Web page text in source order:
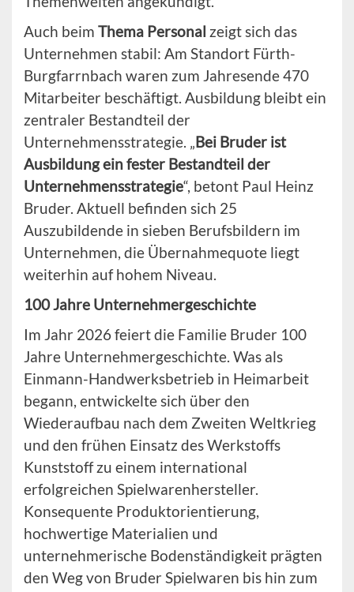
Auch beim Thema Personal zeigt sich das
Unternehmen stabil: Am Standort Fürth-
Burgfarrnbach waren zum Jahresende 470
Mitarbeiter beschäftigt. Ausbildung bleibt ein
zentraler Bestandteil der
Unternehmensstrategie. „Bei Bruder ist
Ausbildung ein fester Bestandteil der
Unternehmensstrategie“, betont Paul Heinz
Bruder. Aktuell befinden sich 25
Auszubildende in sieben Berufsbildern im
Unternehmen, die Übernahmequote liegt
weiterhin auf hohem Niveau.
100 Jahre Unternehmergeschichte
Im Jahr 2026 feiert die Familie Bruder 100
Jahre Unternehmergeschichte. Was als
Einmann-Handwerksbetrieb in Heimarbeit
begann, entwickelte sich über den
Wiederaufbau nach dem Zweiten Weltkrieg
und den frühen Einsatz des Werkstoffs
Kunststoff zu einem international
erfolgreichen Spielwarenhersteller.
Konsequente Produktorientierung,
hochwertige Materialien und
unternehmerische Bodenständigkeit prägten
den Weg von Bruder Spielwaren bis hin zum